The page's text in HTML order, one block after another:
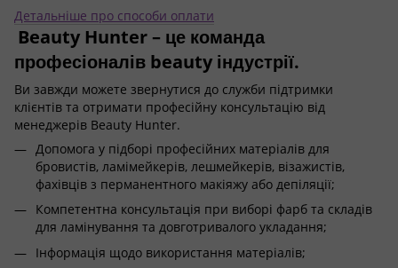
Детальніше про способи оплати
Beauty Hunter – це команда
професіоналів beauty індустрії.
Ви завжди можете звернутися до служби підтримки
клієнтів та отримати професійну консультацію від
менеджерів Beauty Hunter.
Допомога у підборі професійних матеріалів для
бровистів, ламімейкерів, лешмейкерів, візажистів,
фахівців з перманентного макіяжу або депіляції;
Компетентна консультація при виборі фарб та складів
для ламінування та довготривалого укладання;
Інформація щодо використання матеріалів;